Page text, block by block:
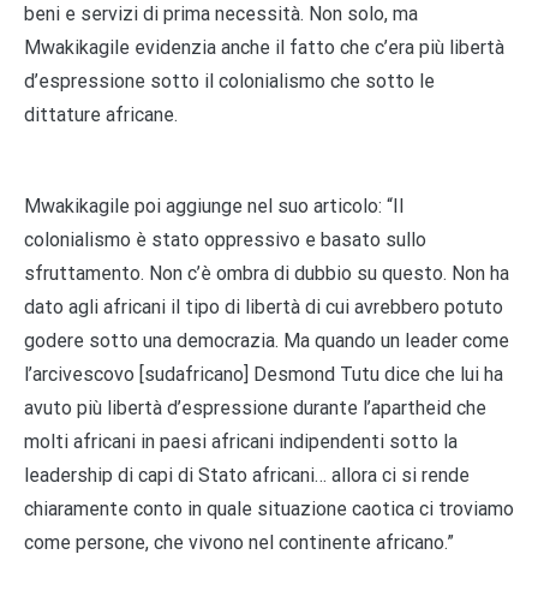
beni e servizi di prima necessità. Non solo, ma
Mwakikagile evidenzia anche il fatto che c’era più libertà
d’espressione sotto il colonialismo che sotto le
dittature africane.
Mwakikagile poi aggiunge nel suo articolo: “Il
colonialismo è stato oppressivo e basato sullo
sfruttamento. Non c’è ombra di dubbio su questo. Non ha
dato agli africani il tipo di libertà di cui avrebbero potuto
godere sotto una democrazia. Ma quando un leader come
l’arcivescovo [sudafricano] Desmond Tutu dice che lui ha
avuto più libertà d’espressione durante l’apartheid che
molti africani in paesi africani indipendenti sotto la
leadership di capi di Stato africani… allora ci si rende
chiaramente conto in quale situazione caotica ci troviamo
come persone, che vivono nel continente africano.”